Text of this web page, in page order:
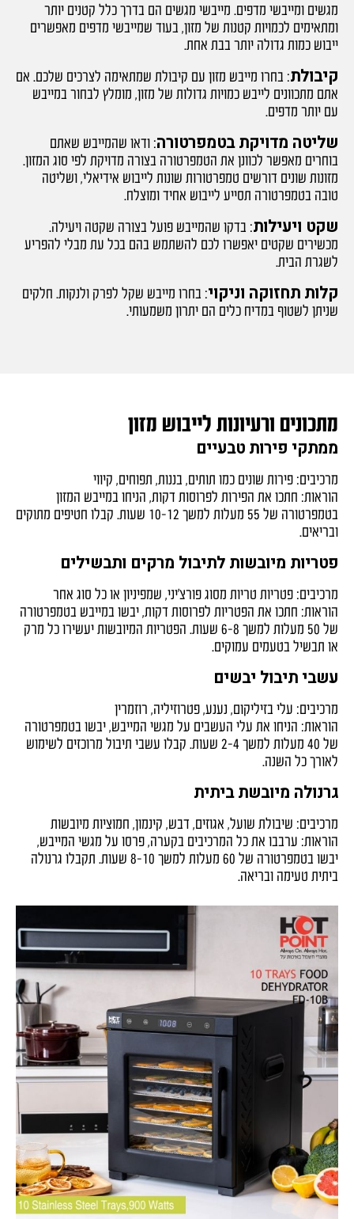
מגשים ומייבשי מדפים. מייבשי מגשים הם בדרך כלל קטנים יותר
ומתאימים לכמויות קטנות של מזון, בעוד שמייבשי מדפים מאפשרים
ייבוש כמות גדולה יותר בבת אחת.
קיבולת: בחרו מייבש מזון עם קיבולת שמתאימה לצרכים שלכם. אם
אתם מתכוונים לייבש כמויות גדולות של מזון, מומלץ לבחור במייבש
עם יותר מדפים.
שליטה מדויקת בטמפרטורה: ודאו שהמייבש שאתם
בוחרים מאפשר לכוונן את הטמפרטורה בצורה מדויקת לפי סוג המזון.
מזונות שונים דורשים טמפרטורות שונות לייבוש אידיאלי, ושליטה
טובה בטמפרטורה תסייע לייבוש אחיד ומוצלח.
שקט ויעילות: בדקו שהמייבש פועל בצורה שקטה ויעילה.
מכשירים שקטים יאפשרו לכם להשתמש בהם בכל עת מבלי להפריע
לשגרת הבית.
קלות תחזוקה וניקוי: בחרו מייבש שקל לפרק ולנקות. חלקים
שניתן לשטוף במדיח כלים הם יתרון משמעותי.
מתכונים ורעיונות לייבוש מזון
ממתקי פירות טבעיים
מרכיבים: פירות שונים כמו תותים, בננות, תפוחים, קיווי
הוראות: חתכו את הפירות לפרוסות דקות, הניחו במייבש המזון
בטמפרטורה של 55 מעלות למשך 10-12 שעות. קבלו חטיפים מתוקים
ובריאים.
פטריות מיובשות לתיבול מרקים ותבשילים
מרכיבים: פטריות טריות מסוג פורצ'יני, שמפיניון או כל סוג אחר
הוראות: חתכו את הפטריות לפרוסות דקות, יבשו במייבש בטמפרטורה
של 50 מעלות למשך 6-8 שעות. הפטריות המיובשות יעשירו כל מרק
או תבשיל בטעמים עמוקים.
עשבי תיבול יבשים
מרכיבים: עלי בזיליקום, נענע, פטרוזיליה, רוזמרין
הוראות: הניחו את עלי העשבים על מגשי המייבש, יבשו בטמפרטורה
של 40 מעלות למשך 2-4 שעות. קבלו עשבי תיבול מרוכזים לשימוש
לאורך כל השנה.
גרנולה מיובשת ביתית
מרכיבים: שיבולת שועל, אגוזים, דבש, קינמון, חמוציות מיובשות
הוראות: ערבבו את כל המרכיבים בקערה, פרסו על מגשי המייבש,
יבשו בטמפרטורה של 60 מעלות למשך 8-10 שעות. תקבלו גרנולה
ביתית טעימה ובריאה.